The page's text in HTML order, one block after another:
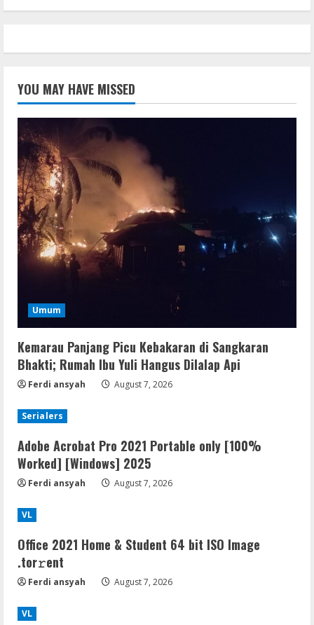
YOU MAY HAVE MISSED
Umum
Kemarau Panjang Picu Kebakaran di Sangkaran
Bhakti; Rumah Ibu Yuli Hangus Dilalap Api
Ferdi ansyah August 7, 2026
Serialers
Adobe Acrobat Pro 2021 Portable only [100%
Worked] [Windows] 2025
Ferdi ansyah August 7, 2026
VL
Office 2021 Home & Student 64 bit ISO Image
.tоr𝚛еnt
Ferdi ansyah August 7, 2026
VL